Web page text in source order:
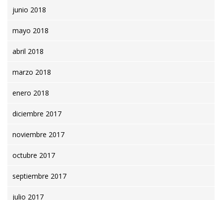
junio 2018
mayo 2018
abril 2018
marzo 2018
enero 2018
diciembre 2017
noviembre 2017
octubre 2017
septiembre 2017
julio 2017